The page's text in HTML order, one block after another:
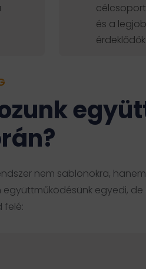
és a
nem sablonokra,
egyedi,
felé: